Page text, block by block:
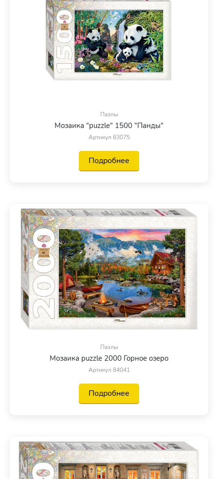
Пазлы
Мозаика "puzzle" 1500 "Панды"
Артикул 83075
Подробнее
Пазлы
Мозаика puzzle 2000 Горное озеро
Артикул 84041
Подробнее